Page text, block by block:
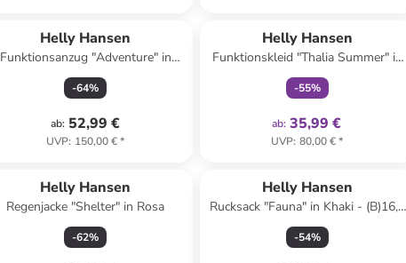
Helly Hansen
Funktionsanzug "Adventure" in
Dunkelblau
-64%
ab: 52,99 €
UVP: 150,00 €*
Helly Hansen
Funktionskleid "Thalia Summer" in
Dunkelblau
-55%
ab: 35,99 €
UVP: 80,00 €*
Helly Hansen
Regenjacke "Shelter" in Rosa
-62%
Helly Hansen
Rucksack "Fauna" in Khaki - (B)16,5
x (H)32 x (T)13 cm - 6 l
-54%